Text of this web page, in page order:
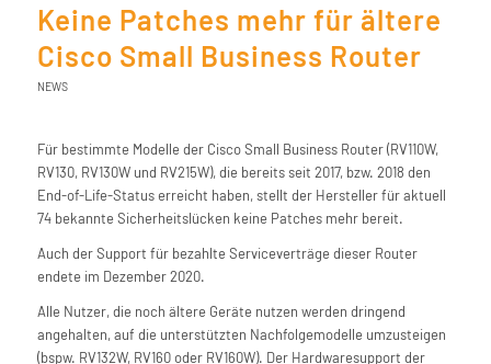
Keine Patches mehr für ältere
Cisco Small Business Router
NEWS
Für bestimmte Modelle der Cisco Small Business Router (RV110W,
RV130, RV130W und RV215W), die bereits seit 2017, bzw. 2018 den
End-of-Life-Status erreicht haben, stellt der Hersteller für aktuell
74 bekannte Sicherheitslücken keine Patches mehr bereit.
Auch der Support für bezahlte Serviceverträge dieser Router
endete im Dezember 2020.
Alle Nutzer, die noch ältere Geräte nutzen werden dringend
angehalten, auf die unterstützten Nachfolgemodelle umzusteigen
(bspw. RV132W, RV160 oder RV160W). Der Hardwaresupport der